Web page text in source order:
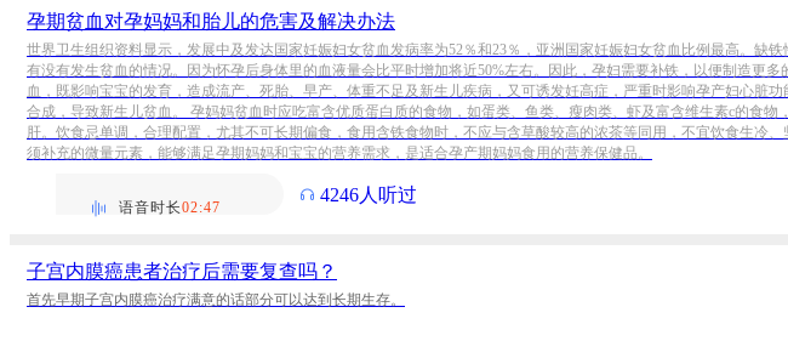
孕期贫血对孕妈妈和胎儿的危害及解决办法
世界卫生组织资料显示，发展中及发达国家妊娠妇女贫血发病率为52％和23％，亚洲国家妊娠妇女贫血比例最高。
有没有发生贫血的情况。因为怀孕后身体里的血液量会比平时增加将近50%左右。因此，孕妇需要补铁，以便制造更
血，既影响宝宝的发育，造成流产、死胎、早产、体重不足及新生儿疾病，又可诱发妊高症，严重时影响孕产妇心
合成，导致新生儿贫血。 孕妈妈贫血时应吃富含优质蛋白质的食物，如蛋类、鱼类、瘦肉类、虾及富含维生素c的食
肝。饮食忌单调，合理配置，尤其不可长期偏食，食用含铁食物时，不应与含草酸较高的浓茶等同用，不宜饮食生
须补充的微量元素，能够满足孕期妈妈和宝宝的营养需求，是适合孕产期妈妈食用的营养保健品。
语音时长02:47
4246人听过
子宫内膜癌患者治疗后需要复查吗？
首先早期子宫内膜癌治疗满意的话部分可以达到长期生存。